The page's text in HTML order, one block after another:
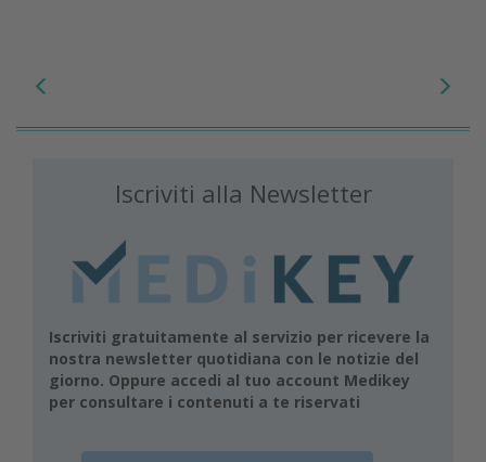
Iscriviti alla Newsletter
Iscriviti gratuitamente al servizio per ricevere la
nostra newsletter quotidiana con le notizie del
giorno. Oppure accedi al tuo account Medikey
per consultare i contenuti a te riservati